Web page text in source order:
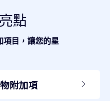
點
項目，讓您的星
附加項